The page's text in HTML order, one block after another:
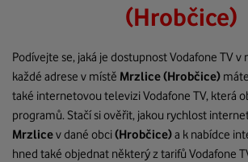
(Hrobčice)
Podívejte se, jaká je dostupnost Vodafone TV v
každé adrese v místě Mrzlice(Hrobčice)
také internetovou televizi Vodafone TV, která
programů. Stačí si ověřit, jakou rychlost
Mrzlicev dané obci(Hrobčice)a k nabídce
hned také objednat některý z tarifů Vodafone